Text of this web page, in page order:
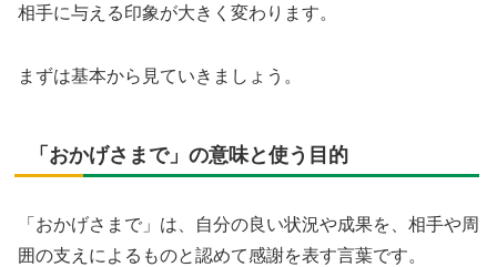
相手に与える印象が大きく変わります。
まずは基本から見ていきましょう。
「おかげさまで」の意味と使う目的
「おかげさまで」は、自分の良い状況や成果を、相手や周
囲の支えによるものと認めて感謝を表す言葉です。